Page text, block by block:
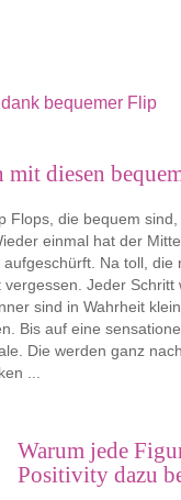
mit diesen
Flops, die bequem
einmal hat der
Na toll,
Jeder
sind in Wahrheit
Bis auf eine
Die werden ganz
...
Warum jede
Positivity dazu